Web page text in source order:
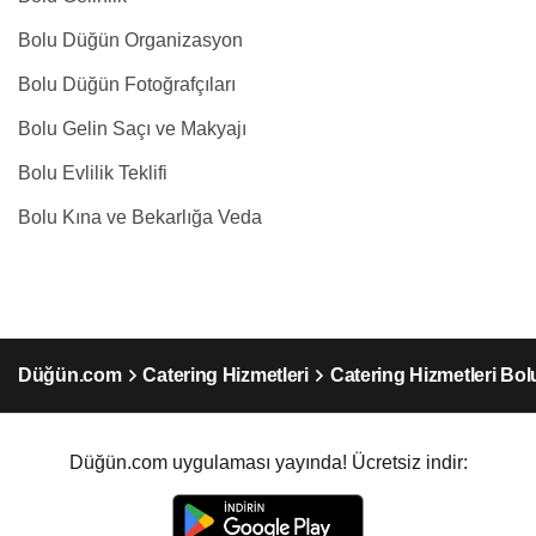
Bolu Düğün Organizasyon
Bolu Düğün Fotoğrafçıları
Bolu Gelin Saçı ve Makyajı
Bolu Evlilik Teklifi
Bolu Kına ve Bekarlığa Veda
Düğün.com Catering Hizmetleri Catering Hizmetleri
Düğün.com uygulaması yayında! Ücretsiz indir: